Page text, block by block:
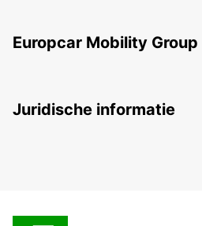
Europcar Mobility Group
Juridische informatie